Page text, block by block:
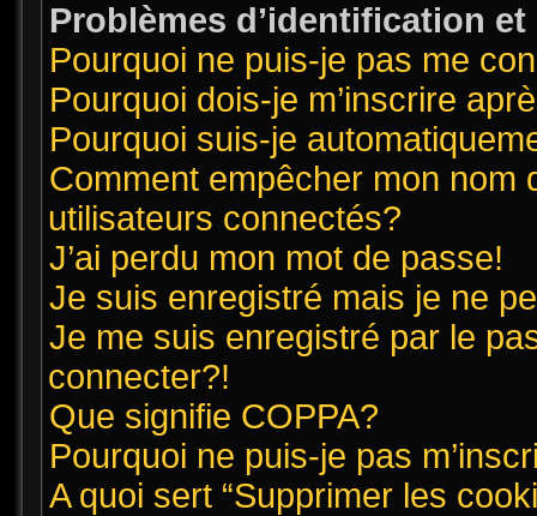
Problèmes d’identification
Pourquoi ne puis-je pas me
Pourquoi dois-je m’inscrire
Pourquoi suis-je
Comment empêcher mon nom
utilisateurs connectés?
J’ai perdu mon mot de passe!
Je suis enregistré mais je ne
Je me suis enregistré par le
connecter?!
Que signifie COPPA?
Pourquoi ne puis-je pas
A quoi sert “Supprimer les